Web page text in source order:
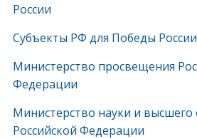
России
Субъекты РФ для Победы России
Министерство просвещения
Федерации
Министерство науки и высшего
Российской Федерации